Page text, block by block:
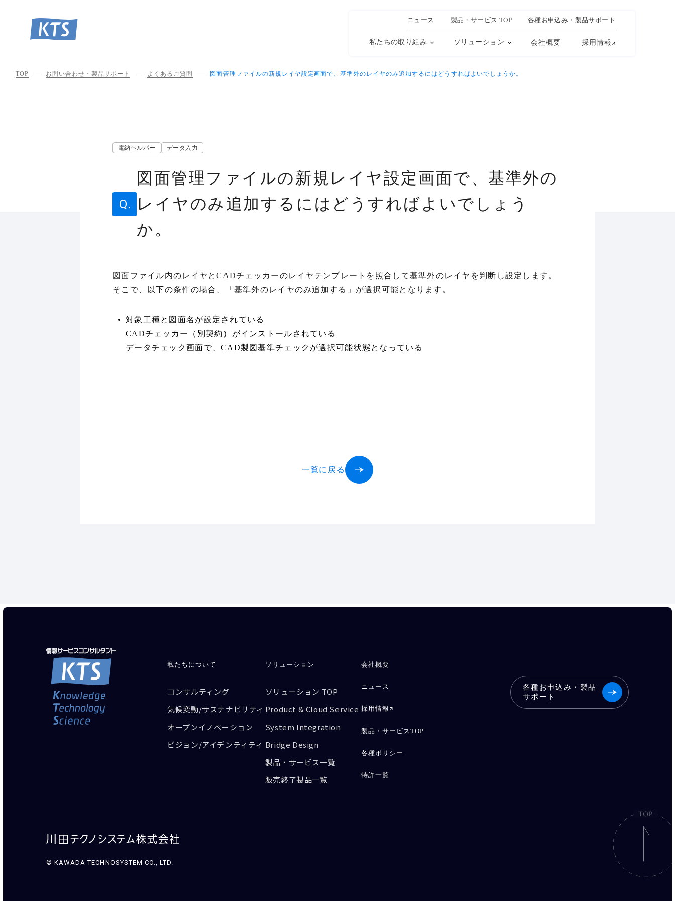
私たちの取り組み ソリューション 会社概要 採用情報
ニュース 製品・サービス TOP 各種お申込み・製品サポート
TOP お問い合わせ・製品サポート よくあるご質問 図面管理ファイルの新規レイヤ設定画面で、基準外のレイヤのみ追加するにはどうすればよいでしょうか。
電納ヘルパー データ入力
図面管理ファイルの新規レイヤ設定画面で、基準外の
レイヤのみ追加するにはどうすればよいでしょう
か。
図面ファイル内のレイヤとCADチェッカーのレイヤテンプレートを照合して基準外のレイヤを判断し設定します。
そこで、以下の条件の場合、「基準外のレイヤのみ追加する」が選択可能となります。
対象工種と図面名が設定されている
CADチェッカー（別契約）がインストールされている
データチェック画面で、CAD製図基準チェックが選択可能状態となっている
一覧に戻る
私たちについて
コンサルティング
気候変動/サステナビリティ
オープンイノベーション
ビジョン/アイデンティティ
ソリューション
ソリューション TOP
Product & Cloud Service
System Integration
Bridge Design
製品・サービス一覧
販売終了製品一覧
会社概要
ニュース
採用情報
製品・サービスTOP
各種ポリシー
特許一覧
各種お申込み・製品
サポート
©︎ KAWADA TECHNOSYSTEM CO., LTD.